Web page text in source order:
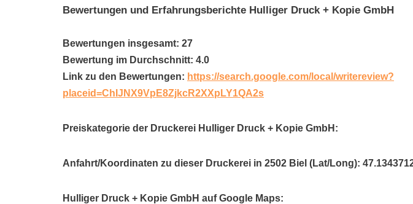
Bewertungen und Erfahrungsberichte Hulliger Druck + Kopie GmbH
Bewertungen insgesamt: 27
Bewertung im Durchschnitt: 4.0
Link zu den Bewertungen: https://search.google.com/local/writereview?
placeid=ChIJNX9VpE8ZjkcR2XXpLY1QA2s
Preiskategorie der Druckerei Hulliger Druck + Kopie GmbH:
Anfahrt/Koordinaten zu dieser Druckerei in 2502 Biel (Lat/Long):
Hulliger Druck + Kopie GmbH auf Google Maps: